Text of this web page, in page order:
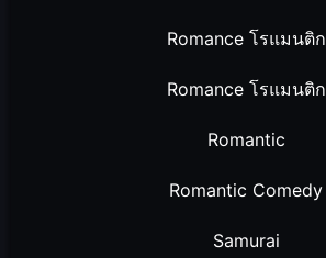
Romance โรแมนติก
Romance โรแมนติก
Romantic
Romantic Comedy
Samurai